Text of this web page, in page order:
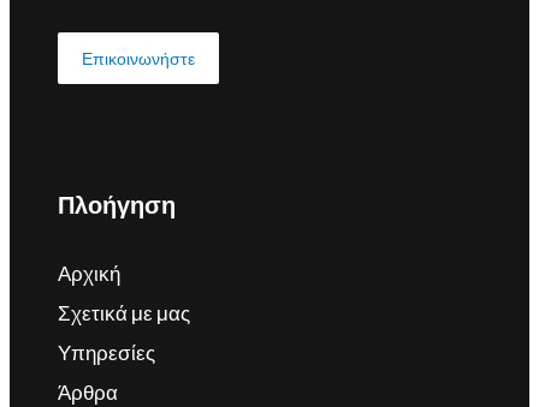
Επικοινωνήστε
Πλοήγηση
Αρχική
Σχετικά με μας
Υπηρεσίες
Άρθρα